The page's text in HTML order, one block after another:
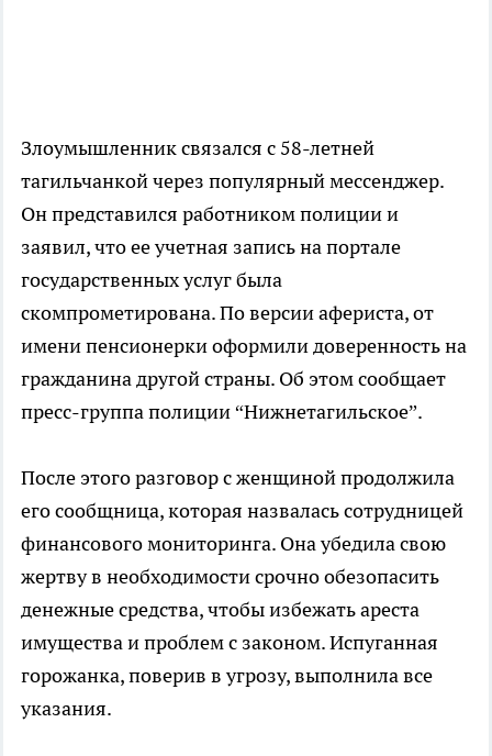
Злоумышленник связался с 58-летней
тагильчанкой через популярный мессенджер.
Он представился работником полиции и
заявил, что ее учетная запись на портале
государственных услуг была
скомпрометирована. По версии афериста, от
имени пенсионерки оформили доверенность на
гражданина другой страны. Об этом сообщает
пресс-группа полиции “Нижнетагильское”.
После этого разговор с женщиной продолжила
его сообщница, которая назвалась сотрудницей
финансового мониторинга. Она убедила свою
жертву в необходимости срочно обезопасить
денежные средства, чтобы избежать ареста
имущества и проблем с законом. Испуганная
горожанка, поверив в угрозу, выполнила все
указания.